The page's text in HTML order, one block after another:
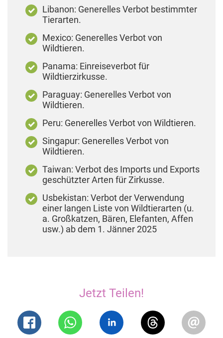
Libanon: Generelles Verbot bestimmter
Tierarten.
Mexico: Generelles Verbot von
Wildtieren.
Panama: Einreiseverbot für
Wildtierzirkusse.
Paraguay: Generelles Verbot von
Wildtieren.
Peru: Generelles Verbot von Wildtieren.
Singapur: Generelles Verbot von
Wildtieren.
Taiwan: Verbot des Imports und Exports
geschützter Arten für Zirkusse.
Usbekistan: Verbot der Verwendung
einer langen Liste von Wildtierarten (u.
a. Großkatzen, Bären, Elefanten, Affen
usw.) ab dem 1. Jänner 2025
Jetzt Teilen!